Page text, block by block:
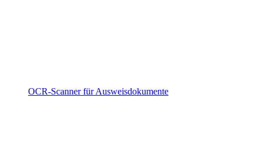
OCR-Scanner für Ausweisdokumente